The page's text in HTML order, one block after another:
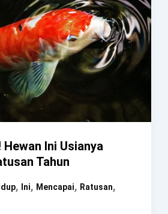
Hewan Ini Usianya
Tahun
, Ini, Mencapai, Ratusan,